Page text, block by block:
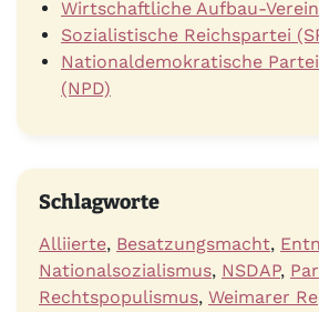
Wirtschaftliche Aufbau-
Sozialistische Reichspartei
Nationaldemokratische
(NPD)
Schlagworte
Alliierte, Besatzungsmacht,
Nationalsozialismus, NSDAP,
Rechtspopulismus, Weimarer